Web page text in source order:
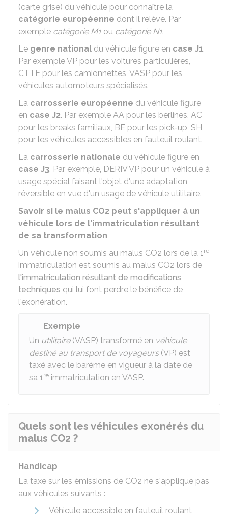
(carte grise) du véhicule pour connaître la
catégorie européenne dont il relève. Par
exemple catégorie M1 ou catégorie N1.
Le genre national du véhicule figure en case J1.
Par exemple VP pour les voitures particulières,
CTTE pour les camionnettes, VASP pour les
véhicules automoteurs spécialisés.
La carrosserie européenne du véhicule figure
en case J2. Par exemple AA pour les berlines, AC
pour les breaks familiaux, BE pour les pick-up, SH
pour les véhicules accessibles en fauteuil roulant.
La carrosserie nationale du véhicule figure en
case J3. Par exemple, DERIV VP pour un véhicule à
usage spécial faisant l'objet d'une adaptation
réversible en vue d'un usage de véhicule utilitaire.
Savoir si le malus CO2 peut s'appliquer à un
véhicule lors de l'immatriculation résultant
de sa transformation
Un véhicule non soumis au malus CO2 lors de la 1re
immatriculation est soumis au malus CO2 lors de
l'immatriculation résultant de modifications
techniques qui lui font perdre le bénéfice de
l'exonération.
Exemple
Un utilitaire(VASP) transformé en véhicule
destiné au transport de voyageurs(VP) est
taxé avec le barème en vigueur à la date de
sa 1re immatriculation en VASP.
Quels sont les véhicules exonérés du
malus CO2 ?
Handicap
La taxe sur les émissions de CO2 ne s'applique pas
aux véhicules suivants :
Véhicule accessible en fauteuil roulant